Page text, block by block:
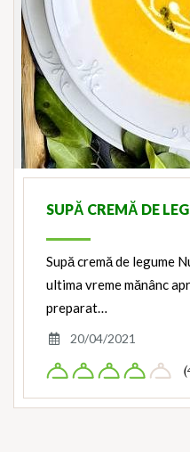
SUPĂ CREMĂ DE
Supă cremă de legume
ultima vreme mănânc
preparat…
20/04/2021